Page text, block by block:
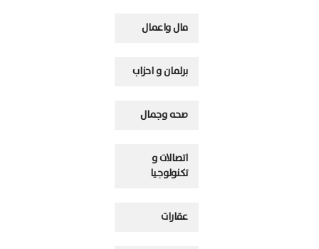
مال واعمال
برلمان و احزاب
صحه وجمال
اتصالات و
تكنولوجيا
عقارات